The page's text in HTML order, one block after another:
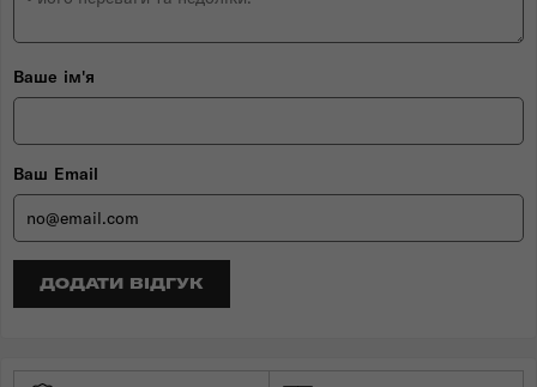
Ваше ім'я
Ваш Email
ДОДАТИ ВІДГУК